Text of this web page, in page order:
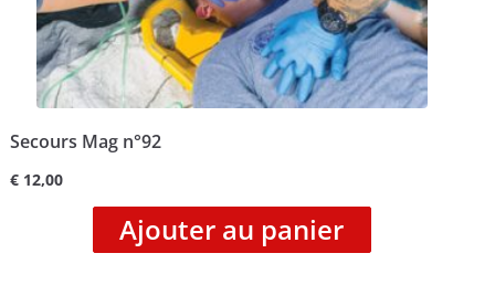
Secours Mag n°92
€12,00
Ajouter au panier